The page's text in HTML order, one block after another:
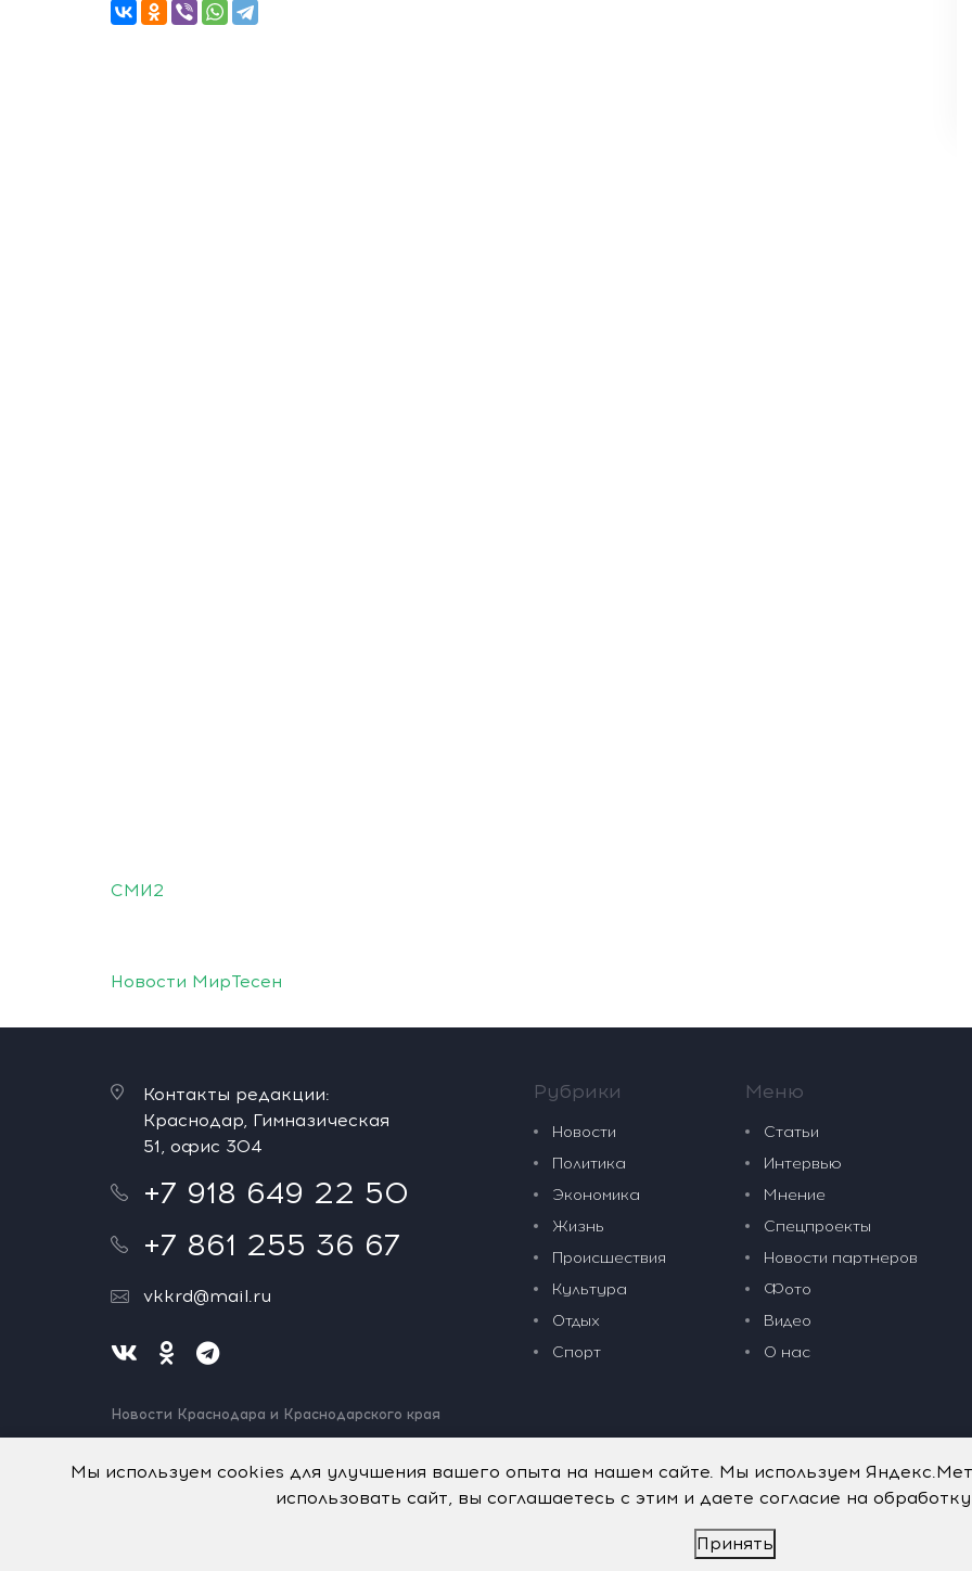
СМИ2
Новости МирТесен
Контакты редакции:
Краснодар, Гимназическая
51, офис 304
+7 918 649 22 50
+7 861 255 36 67
vkkrd@mail.ru
Новости Краснодара и Краснодарского края
Нашли ошибку? Выделите и нажмите Ctrl+Enter.
Рубрики
Новости
Политика
Экономика
Жизнь
Происшествия
Культура
Отдых
Спорт
Меню
Статьи
Интервью
Мнение
Спецпроекты
Новости партнеров
Фото
Видео
О нас
Политика обработки персональных данных
© Авторское право на систему визуализации содержимого портала vkpress.ru, а также на исходные данные, включая
Мы используем cookies для улучшения вашего опыта на нашем сайте. Мы используем
использовать сайт, вы соглашаетесь с этим и даете согласие на
Принять